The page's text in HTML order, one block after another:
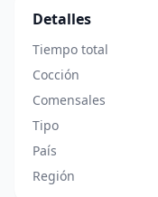
Detalles
Tiempo total
Cocción
Comensales
Tipo
País
Región